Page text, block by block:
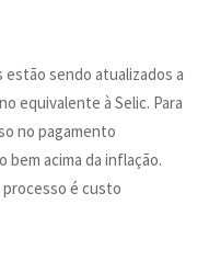
sendo atualizados a
equivalente à Selic. Para
no pagamento
acima da inflação.
processo é custo